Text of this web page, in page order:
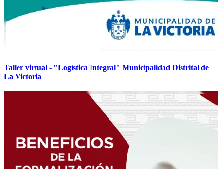
Taller virtual - "Logística Integral" Municipalidad Distrital de
La Victoria